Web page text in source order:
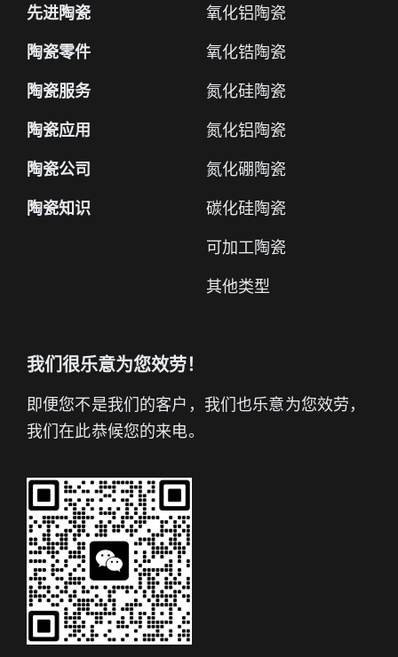
先进陶瓷
陶瓷零件
陶瓷服务
陶瓷应用
陶瓷公司
陶瓷知识
氧化铝陶瓷
氧化锆陶瓷
氮化硅陶瓷
氮化铝陶瓷
氮化硼陶瓷
碳化硅陶瓷
可加工陶瓷
其他类型
我们很乐意为您效劳！
即便您不是我们的客户，我们也乐意为您效劳，
我们在此恭候您的来电。